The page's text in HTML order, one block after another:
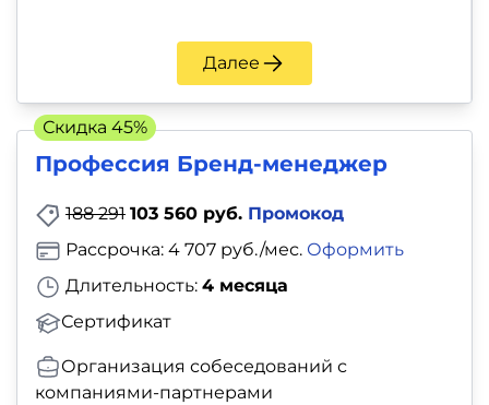
Далее
Профессия Бренд-менеджер
188 291 103 560 руб. Промокод
Длительность: 4 месяца
Сертификат
Рассрочка: 4 707 руб./мес. Оформить
Организация собеседований с
компаниями-партнерами
Скидка 45%